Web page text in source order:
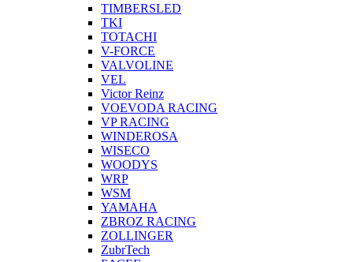
TIMBERSLED
TKI
TOTACHI
V-FORCE
VALVOLINE
VEL
Victor Reinz
VOEVODA RACING
VP RACING
WINDEROSA
WISECO
WOODYS
WRP
WSM
YAMAHA
ZBROZ RACING
ZOLLINGER
ZubrTech